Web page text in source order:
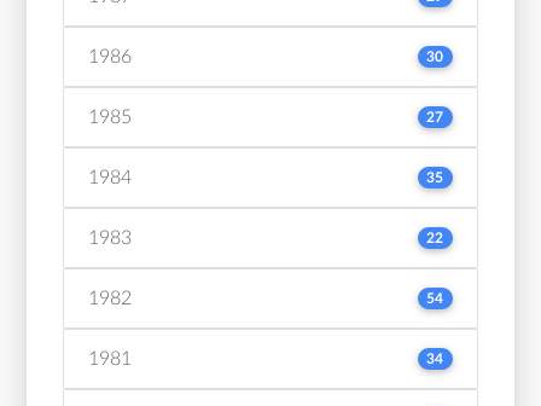
1986 30
1985 27
1984 35
1983 22
1982 54
1981 34